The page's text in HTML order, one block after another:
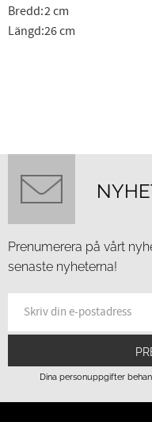
Bredd:2 cm
Längd:26 cm
Prenumerera på vårt
senaste nyheterna!
Dina personuppgifter